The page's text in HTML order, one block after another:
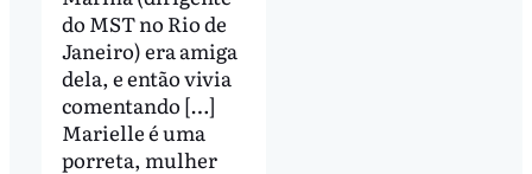
do MST no Rio de
Janeiro) era amiga
dela, e então vivia
comentando […]
Marielle é uma
porreta, mulher